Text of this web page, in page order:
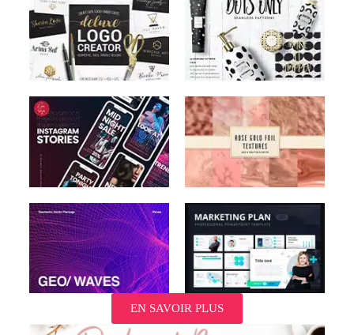
EN SAVOIR PLUS